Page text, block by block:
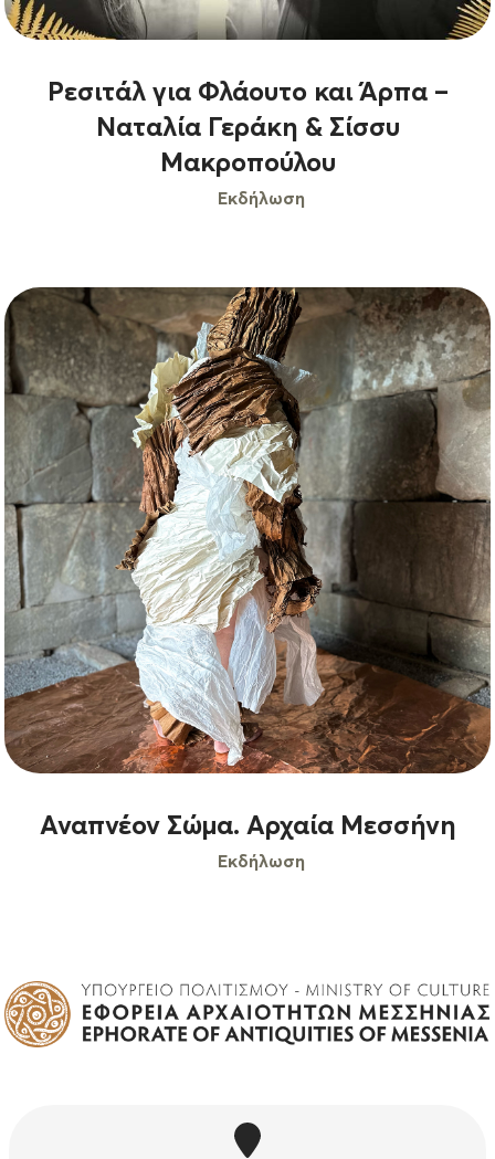
Ρεσιτάλ για Φλάουτο και Άρπα –
Ναταλία Γεράκη & Σίσσυ
Μακροπούλου
Εκδήλωση
Αναπνέον Σώμα. Αρχαία Μεσσήνη
Εκδήλωση